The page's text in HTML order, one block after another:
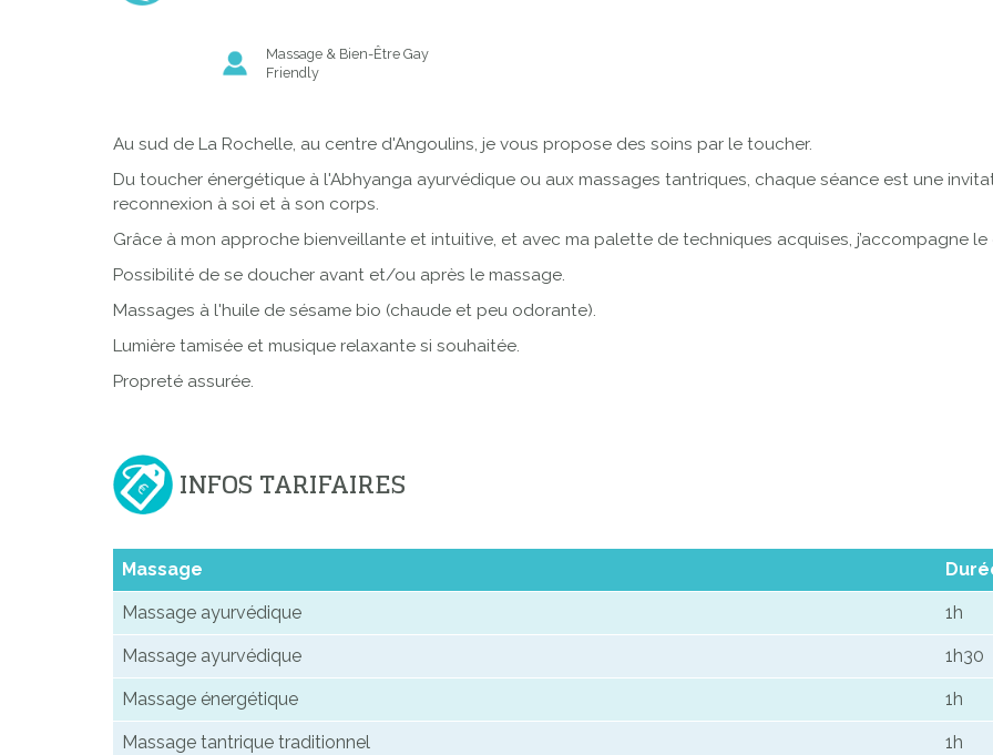
Massage & Bien-Être Gay
Friendly
Au sud de La Rochelle, au centre d'Angoulins, je vous propose des soins par le toucher.
Du toucher énergétique à l'Abhyanga ayurvédique ou aux massages tantriques, chaque séance est une
reconnexion à soi et à son corps.
Grâce à mon approche bienveillante et intuitive, et avec ma palette de techniques acquises, j’accompagne
Possibilité de se doucher avant et/ou après le massage.
Massages à l'huile de sésame bio (chaude et peu odorante).
Lumière tamisée et musique relaxante si souhaitée.
Propreté assurée.
INFOS TARIFAIRES
Massage
Massage ayurvédique 1h
Massage ayurvédique 1h30
Massage énergétique 1h
Massage tantrique traditionnel 1h